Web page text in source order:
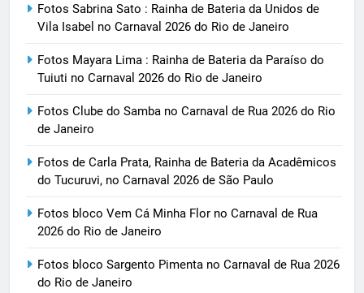
Fotos Sabrina Sato : Rainha de Bateria da Unidos de
Vila Isabel no Carnaval 2026 do Rio de Janeiro
Fotos Mayara Lima : Rainha de Bateria da Paraíso do
Tuiuti no Carnaval 2026 do Rio de Janeiro
Fotos Clube do Samba no Carnaval de Rua 2026 do Rio
de Janeiro
Fotos de Carla Prata, Rainha de Bateria da Acadêmicos
do Tucuruvi, no Carnaval 2026 de São Paulo
Fotos bloco Vem Cá Minha Flor no Carnaval de Rua
2026 do Rio de Janeiro
Fotos bloco Sargento Pimenta no Carnaval de Rua 2026
do Rio de Janeiro